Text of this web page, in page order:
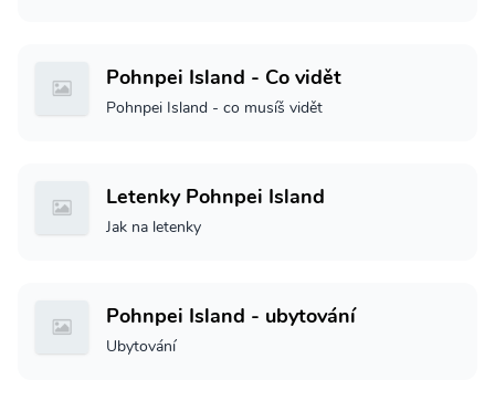
Pohnpei Island - Co vidět
Pohnpei Island - co musíš vidět
Letenky Pohnpei Island
Jak na letenky
Pohnpei Island - ubytování
Ubytování